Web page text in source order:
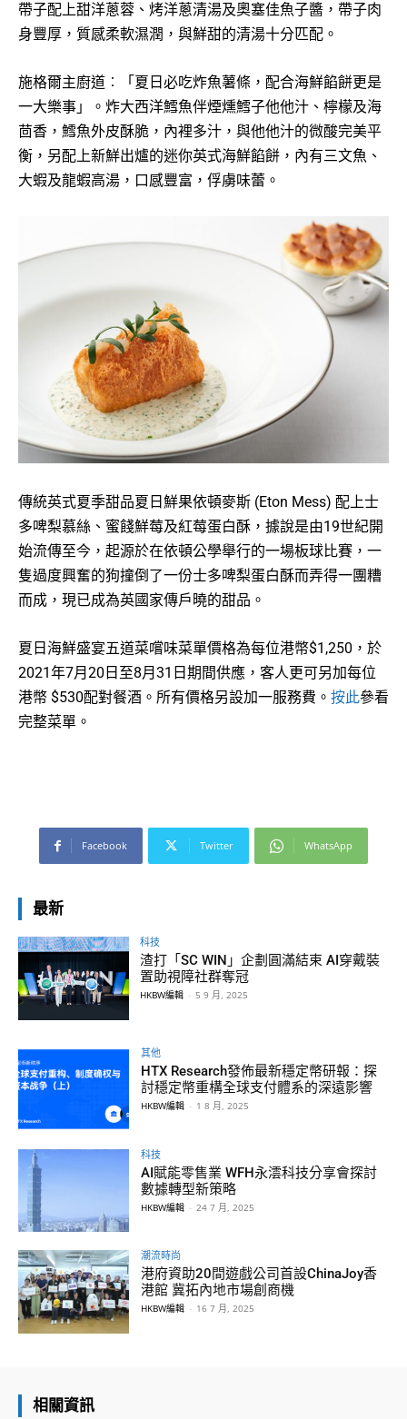
帶子配上甜洋蔥蓉、烤洋蔥清湯及奧塞佳魚子醬，帶子肉
身豐厚，質感柔軟濕潤，與鮮甜的清湯十分匹配。
施格爾主廚道︰「夏日必吃炸魚薯條，配合海鮮餡餅更是
一大樂事」。炸大西洋鱈魚伴煙燻鱈子他他汁、檸檬及海
茴香，鱈魚外皮酥脆，內裡多汁，與他他汁的微酸完美平
衡，另配上新鮮出爐的迷你英式海鮮餡餅，內有三文魚、
大蝦及龍蝦高湯，口感豐富，俘虜味蕾。
傳統英式夏季甜品夏日鮮果依頓麥斯 (Eton Mess) 配上士
多啤梨慕絲、蜜餞鮮莓及紅莓蛋白酥，據說是由19世紀開
始流傳至今，起源於在依頓公學舉行的一場板球比賽，一
隻過度興奮的狗撞倒了一份士多啤梨蛋白酥而弄得一團糟
而成，現已成為英國家傳戶曉的甜品。
夏日海鮮盛宴五道菜嚐味菜單價格為每位港幣$1,250，於
2021年7月20日至8月31日期間供應，客人更可另加每位
港幣 $530配對餐酒。所有價格另設加一服務費。 按此參看
完整菜單。
Facebook Twitter WhatsApp
最新
科技
渣打「SC WIN」企劃圓滿結束 AI穿戴裝
置助視障社群奪冠
HKBW編輯 - 5 9 月, 2025
其他
HTX Research發佈最新穩定幣研報：探
討穩定幣重構全球支付體系的深遠影響
HKBW編輯 - 1 8 月, 2025
科技
AI賦能零售業 WFH永澐科技分享會探討
數據轉型新策略
HKBW編輯 - 24 7 月, 2025
潮流時尚
港府資助20間遊戲公司首設ChinaJoy香
港館 冀拓內地市場創商機
HKBW編輯 - 16 7 月, 2025
相關資訊